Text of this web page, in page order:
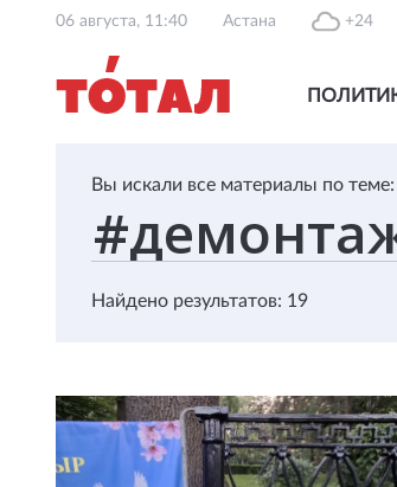
06 августа, 11:40 Астана +24
Вы искали все материалы по теме:
Найдено результатов: 19